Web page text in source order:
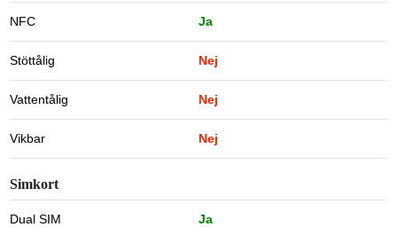
NFC Ja
Stöttålig Nej
Vattentålig Nej
Vikbar Nej
Simkort
Dual SIM Ja